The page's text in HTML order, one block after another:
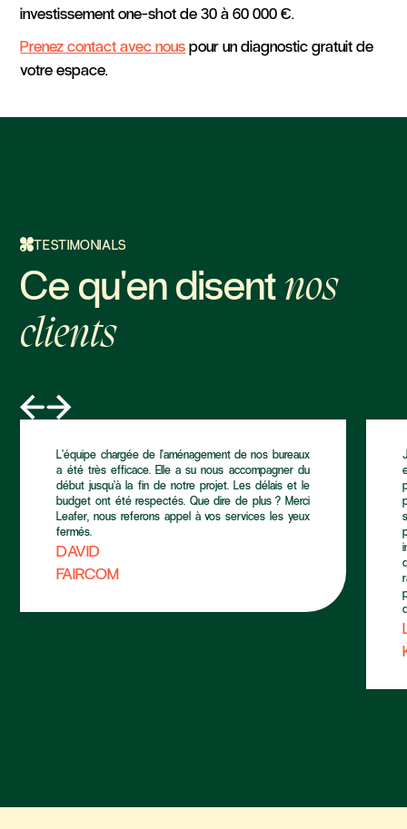
investissement one-shot de 30 à 60 000 €.
Prenez contact avec nouspour un diagnostic gratuit de
votre espace.
TESTIMONIALS
Ce qu'en disentnos
clients
L’équipe chargée de l'aménagement de nos bureaux
a été très efficace. Elle a su nous accompagner du
début jusqu’à la fin de notre projet. Les délais et le
budget ont été respectés. Que dire de plus ? Merci
Leafer, nous referons appel à vos services les yeux
fermés.
DAVID
FAIRCOM